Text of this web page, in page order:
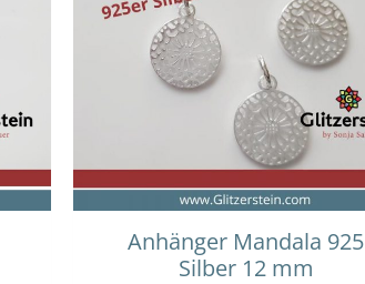
Anhänger Mandala 925
Silber 12 mm